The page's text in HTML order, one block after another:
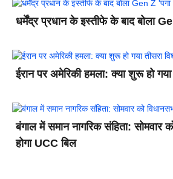
धर्मेंद्र प्रधान के इस्तीफे के बाद बोला
ईरान पर अमेरिकी हमला: क्या शुरू हो गया
बंगाल में समान नागरिक संहिता: सोमवार
होगा UCC बिल